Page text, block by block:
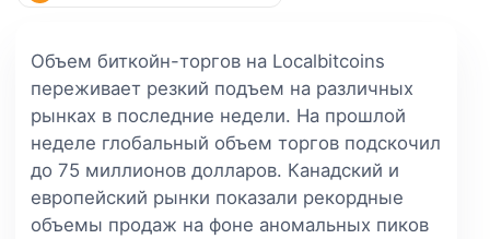
Объем биткойн-торгов на Localbitcoins
переживает резкий подъем на различных
рынках в последние недели. На прошлой
неделе глобальный объем торгов подскочил
до 75 миллионов долларов. Канадский и
европейский рынки показали рекордные
объемы продаж на фоне аномальных пиков